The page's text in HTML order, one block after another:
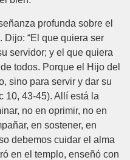
profunda sobre el
“El que quiera ser
servidor; y el que quiera
todos. Porque el Hijo del
sino para servir y dar su
10, 43-45). Allí está la
no en oprimir, no en
en sostener, en
debemos cuidar el alma
en el templo, enseñó con